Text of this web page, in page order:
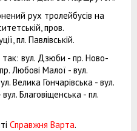
рух тролейбусів на
пров.
пл. Павлівській.
вул. Дзюби - пр. Ново-
Любові Малої - вул.
Велика Гончарівська - вул.
Благовіщенська - пл.
Справжня Варта.